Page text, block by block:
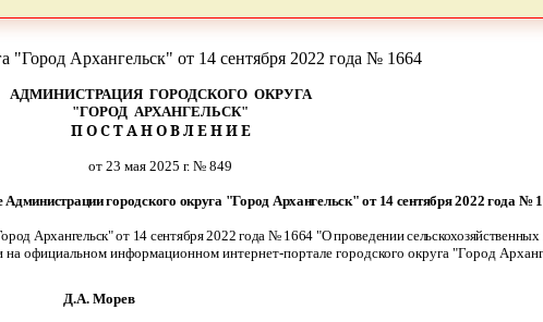
Архангельск" от 14 сентября 2022 года № 1664
АДМИНИСТРАЦИЯ ГОРОДСКОГО ОКРУГА
"ГОРОД АРХАНГЕЛЬСК"
П О С Т А Н О В Л Е Н И Е
от 23 мая 2025 г. № 849
Администрации городского округа "Город Архангельск" от 14 сентября 2022 года №
Архангельск" от 14 сентября 2022 года № 1664 "О проведении
официальном информационном интернет-портале городского округа "Город